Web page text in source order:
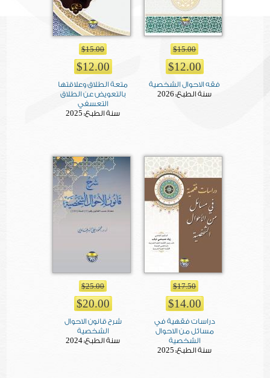
$15.00
$12.00
فقه الاحوال الشخصية
سنة الطبع: 2026
$15.00
$12.00
متعة الطلاق وعلاقتها
بالتعويض عن الطلاق
التعسفي
سنة الطبع: 2025
$17.50
$14.00
دراسات فقهية في
مسائل من الاحوال
الشخصية
سنة الطبع: 2025
$25.00
$20.00
شرح قانون الاحوال
الشخصية
سنة الطبع:2024